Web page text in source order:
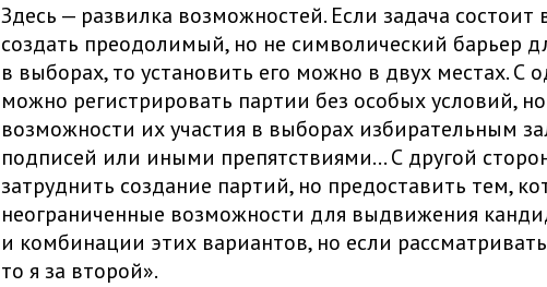
Здесь — развилка возможностей. Если задача состоит
создать преодолимый, но не символический барьер
в выборах, то установить его можно в двух местах. С
можно регистрировать партии без особых условий,
возможности их участия в выборах избирательным
подписей или иными препятствиями… С другой
затруднить создание партий, но предоставить тем,
неограниченные возможности для выдвижения
и комбинации этих вариантов, но если
то я за второй».